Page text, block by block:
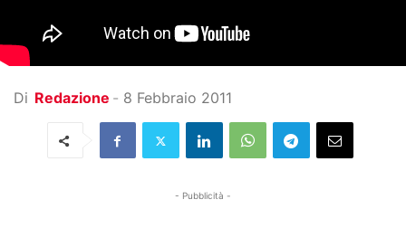
Di Redazione - 8 Febbraio 2011
- Pubblicità -